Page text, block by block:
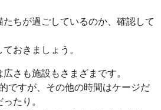
ちが過ごしているのか、確認して
おきましょう。
さも施設もさまざまです。
ですが、その他の時間はケージだ
たり。